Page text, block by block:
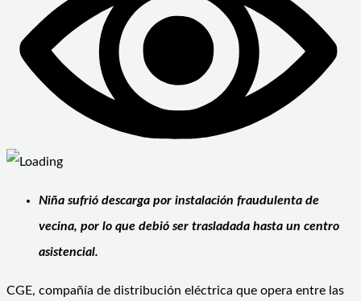
Niña sufrió descarga por instalación fraudulenta de
vecina, por lo que debió ser trasladada hasta un centro
asistencial.
CGE, compañía de distribución eléctrica que opera entre las